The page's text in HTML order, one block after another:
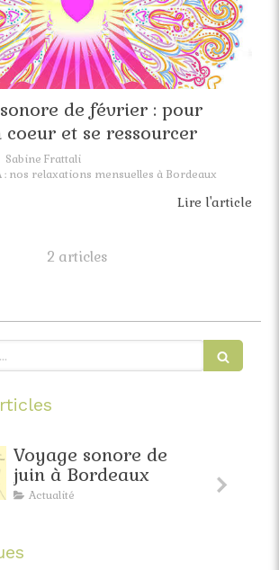
de février : pour
coeur et se ressourcer
Sabine Frattali
: nos relaxations mensuelles à Bordeaux
Lire l'article
2 articles
Voyage sonore de
juin à Bordeaux
Actualité